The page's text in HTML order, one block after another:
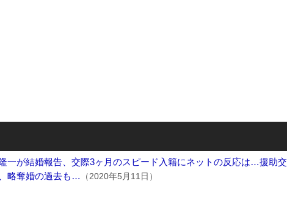
一が結婚報告、交際3ヶ月のスピード入籍にネットの反応は…援助交
略奪婚の過去も…
（2020年5月11日）